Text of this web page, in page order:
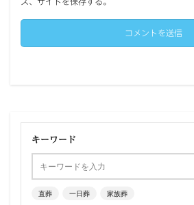
キーワード
直葬 一日葬 家族葬